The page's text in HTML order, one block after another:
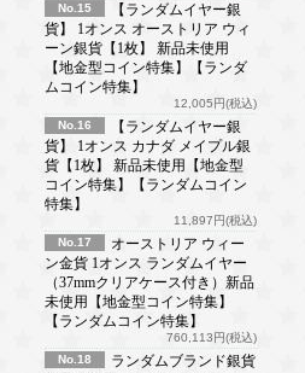
No.15
【ランダムイヤー銀
貨】 1オンス オーストリア ウィ
ーン銀貨【1枚】 新品未使用
【地金型コイン特集】【ランダ
ムコイン特集】
12,005円(税込)
No.16
【ランダムイヤー銀
貨】 1オンス カナダ メイプル銀
貨【1枚】 新品未使用【地金型
コイン特集】【ランダムコイン
特集】
11,897円(税込)
No.17
オーストリア ウィー
ン金貨 1オンス ランダムイヤー
（37mmクリアケース付き）新品
未使用【地金型コイン特集】
【ランダムコイン特集】
760,113円(税込)
No.18
ランダムブランド銀貨